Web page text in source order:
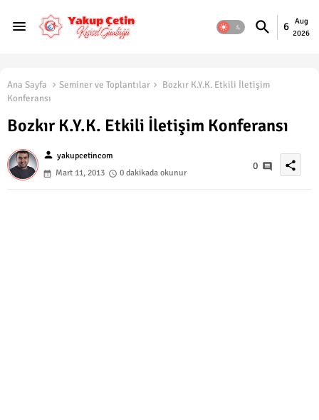
6
Aug
2026
Ana Sayfa Seminer ve Toplantılar
Bozkır K.Y.K. Etkili İletişim
Konferansı
Bozkır K.Y.K. Etkili İletişim Konferansı
person yakupcetincom
Mart 11, 2013
0 dakikada okunur
0 share